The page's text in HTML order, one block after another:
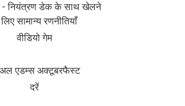
- नियंत्रण डेक के साथ खेलने
सामान्य रणनीतियाँ
वीडियो गेम
एडम्स अक्टूबरफैस्ट
दरें